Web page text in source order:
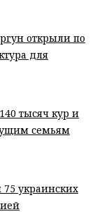
открыли по
для
тысяч кур и
семьям
украинских